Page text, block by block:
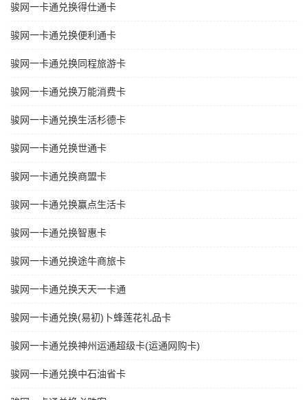
骏网一卡通兑换得仕通卡
骏网一卡通兑换便利通卡
骏网一卡通兑换同程旅游卡
骏网一卡通兑换万能消费卡
骏网一卡通兑换生活杉德卡
骏网一卡通兑换世通卡
骏网一卡通兑换商盟卡
骏网一卡通兑换赢点生活卡
骏网一卡通兑换智惠卡
骏网一卡通兑换途牛商旅卡
骏网一卡通兑换天天一卡通
骏网一卡通兑换(易初)卜蜂莲花礼品卡
骏网一卡通兑换神州运通超级卡(运通网购卡)
骏网一卡通兑换中石油省卡